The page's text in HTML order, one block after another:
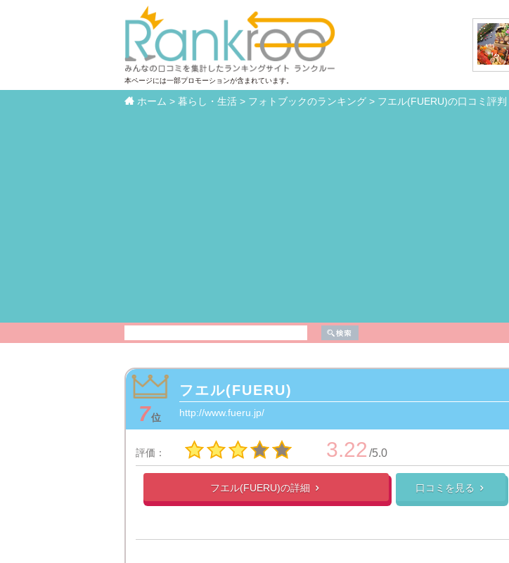
本ページには一部プロモーションが含まれています。
 ホーム > 暮らし・生活 > フォトブックのランキング > フエル(FUERU)の口コミ評判
7位
フエル(FUERU)
http://www.fueru.jp/
評価： 3.22 /5.0
フエル(FUERU)の詳細  口コミを見る 